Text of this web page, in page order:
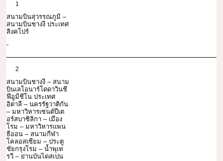
1
สนามบินสุวรรณภูมิ –
สนามบินชางงี ประเทศ
สิงคโปร์
-
2
สนามบินชางงี – สนาม
บินเลโอนาร์โดดาวินชี
ฟีอูมีชีโน ประเทศ
อิตาลี – นครรัฐวาติกัน
– มหาวิหารเซนต์ปีเต
อร์สบาซิลิกา – เมือง
โรม – มหาวิหารแพน
ธีออน – สนามกีฬา
โคลอสเซียม – ประตู
ชัยกรุงโรม – น้ำพุเท
รวี – ย่านบันไดสเปน